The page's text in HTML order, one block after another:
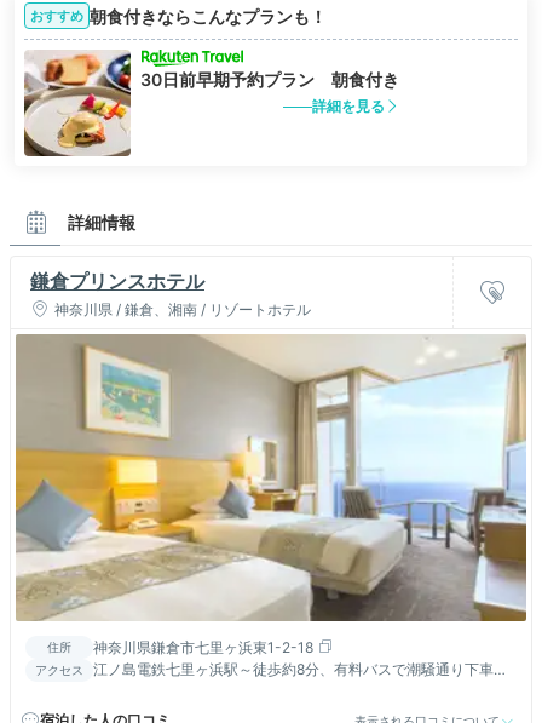
おすすめ 朝食付きならこんなプランも！
30日前早期予約プラン 朝食付き
詳細を見る
詳細情報
鎌倉プリンスホテル
神奈川県 / 鎌倉、湘南 / リゾートホテル
住所 神奈川県鎌倉市七里ヶ浜東1-2-18
アクセス
江ノ島電鉄七里ヶ浜駅～徒歩約8分、有料バスで潮騒通り下車徒
能